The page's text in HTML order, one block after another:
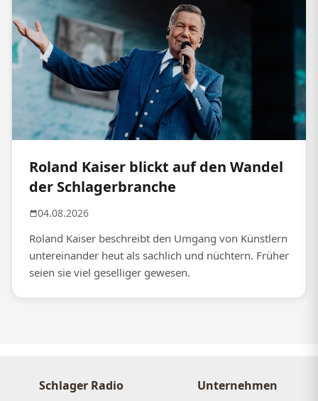
Roland Kaiser blickt auf den Wandel
der Schlagerbranche
04.08.2026
Roland Kaiser beschreibt den Umgang von Künstlern
untereinander heut als sachlich und nüchtern. Früher
seien sie viel geselliger gewesen.
Schlager Radio Unternehmen